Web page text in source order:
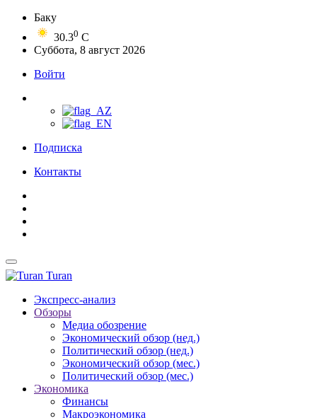
Баку
30.30 C
Суббота, 8 август 2026
Войти
Подписка
Контакты
Turan
Экспресс-анализ
Обзоры
Медиа обозрение
Экономический обзор (нед.)
Политический обзор (нед.)
Экономический обзор (мес.)
Политический обзор (мес.)
Экономика
Финансы
Макроэкономика